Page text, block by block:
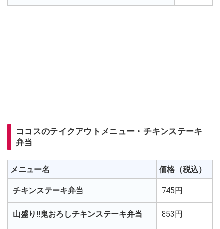
ココスのテイクアウトメニュー・チキンステーキ
弁当
メニュー名 価格（税込）
チキンステーキ弁当 745円
山盛り!!鬼おろしチキンステーキ弁当 853円